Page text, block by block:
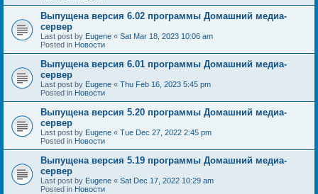
Выпущена версия 6.02 программы Домашний медиа-
сервер
Last post by Eugene « Sat Mar 18, 2023 10:06 am
Posted in Новости
Выпущена версия 6.01 программы Домашний медиа-
сервер
Last post by Eugene « Thu Feb 16, 2023 5:45 pm
Posted in Новости
Выпущена версия 5.20 программы Домашний медиа-
сервер
Last post by Eugene « Tue Dec 27, 2022 2:45 pm
Posted in Новости
Выпущена версия 5.19 программы Домашний медиа-
сервер
Last post by Eugene « Sat Dec 17, 2022 10:29 am
Posted in Новости